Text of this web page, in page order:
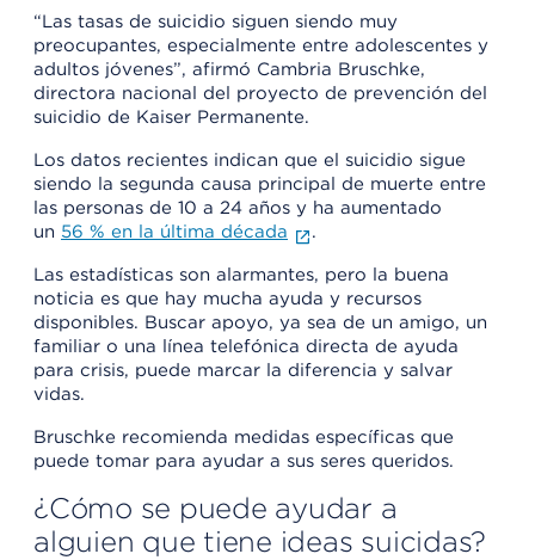
“Las tasas de suicidio siguen siendo muy
preocupantes, especialmente entre adolescentes y
adultos jóvenes”, afirmó Cambria Bruschke,
directora nacional del proyecto de prevención del
suicidio de Kaiser Permanente.
Los datos recientes indican que el suicidio sigue
siendo la segunda causa principal de muerte entre
las personas de 10 a 24 años y ha aumentado
un 56 % en la última década
.
Las estadísticas son alarmantes, pero la buena
noticia es que hay mucha ayuda y recursos
disponibles. Buscar apoyo, ya sea de un amigo, un
familiar o una línea telefónica directa de ayuda
para crisis, puede marcar la diferencia y salvar
vidas.
Bruschke recomienda medidas específicas que
puede tomar para ayudar a sus seres queridos.
¿Cómo se puede ayudar a
alguien que tiene ideas suicidas?